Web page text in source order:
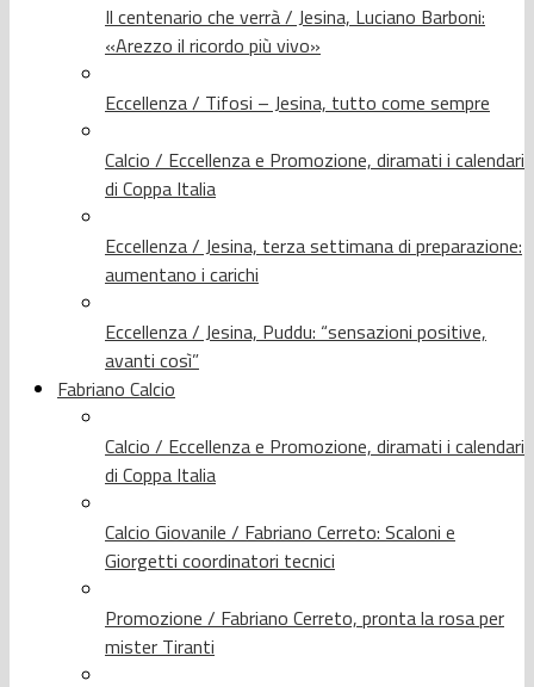
Il centenario che verrà / Jesina, Luciano Barboni:
«Arezzo il ricordo più vivo»
Eccellenza / Tifosi – Jesina, tutto come sempre
Calcio / Eccellenza e Promozione, diramati i calendari
di Coppa Italia
Eccellenza / Jesina, terza settimana di preparazione:
aumentano i carichi
Eccellenza / Jesina, Puddu: “sensazioni positive,
avanti così”
Fabriano Calcio
Calcio / Eccellenza e Promozione, diramati i calendari
di Coppa Italia
Calcio Giovanile / Fabriano Cerreto: Scaloni e
Giorgetti coordinatori tecnici
Promozione / Fabriano Cerreto, pronta la rosa per
mister Tiranti